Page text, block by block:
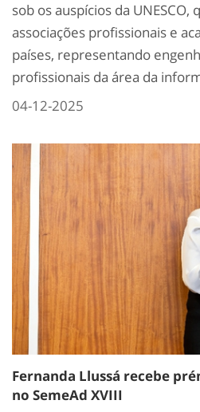
sob os auspícios da UNESCO,
associações profissionais e
países, representando
profissionais da área da
04-12-2025
Fernanda Llussá recebe
no SemeAd XVIII